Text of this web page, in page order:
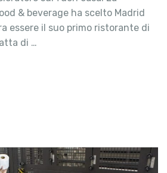
& beverage ha scelto Madrid
essere il suo primo ristorante di
di …